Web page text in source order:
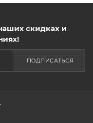
скидках и
ПОДПИСАТЬСЯ